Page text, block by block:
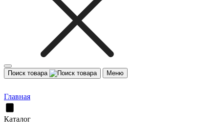
Поиск товара Меню
Главная
Каталог